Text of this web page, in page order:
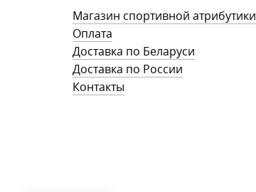
Магазин спортивной атрибутики
Оплата
Доставка по Беларуси
Доставка по России
Контакты